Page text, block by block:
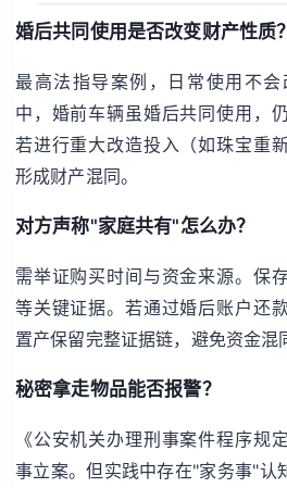
婚后共同使用是否改变财产性质？
最高法指导案例，日常使用不
中，婚前车辆虽婚后共同使用，
若进行重大改造投入（如珠宝重
形成财产混同。
对方声称"家庭共有"怎么办？
需举证购买时间与资金来源。保
等关键证据。若通过婚后账户还
置产保留完整证据链，避免资金混
秘密拿走物品能否报警？
《公安机关办理刑事案件程序规
事立案。但实践中存在"家务事"认